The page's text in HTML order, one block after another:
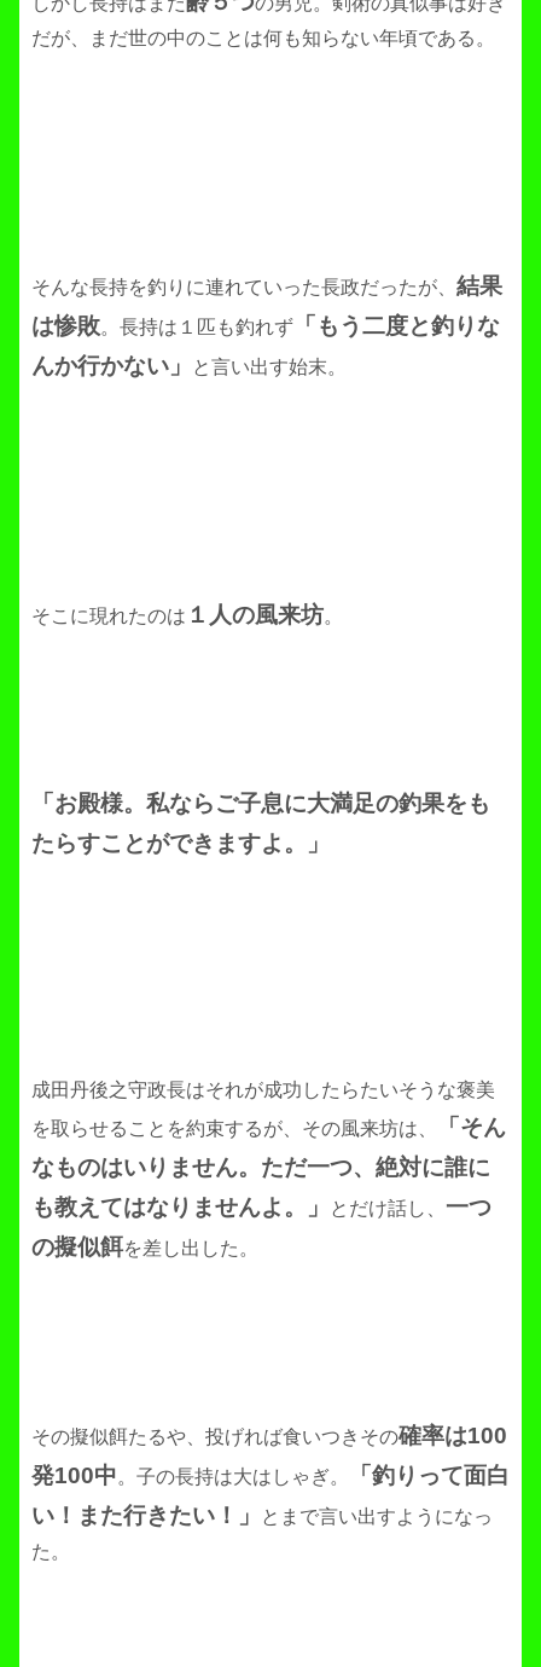
だが、まだ世の中のことは何も知らない年頃である。
そんな長持を釣りに連れていった長政だったが、 結果
は惨敗。長持は１匹も釣れず
「もう二度と釣りな
んか行かない」
と言い出す始末。
そこに現れたのは １人の風来坊。
「お殿様。私ならご子息に大満足の釣果をも
たらすことができますよ。」
成田丹後之守政長はそれが成功したらたいそうな褒美
を取らせることを約束するが、その風来坊は、
「そん
なものはいりません。ただ一つ、絶対に誰に
も教えてはなりませんよ。」
とだけ話し、 一つ
の擬似餌を差し出した。
その擬似餌たるや、投げれば食いつきその確率は100
発100中。子の長持は大はしゃぎ。
「釣りって面白
い！また行きたい！」
とまで言い出すようになっ
た。